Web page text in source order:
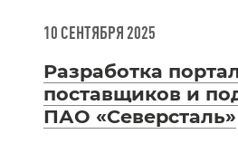
Разработка
поставщиков и
ПАО «Северсталь»
10 СЕНТЯБРЯ 2025